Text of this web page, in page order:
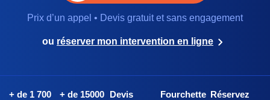
Prix d’un appel • Devis gratuit et sans engagement
ou réserver mon intervention en ligne
+ de 1 700
+ de 15000
Devis
Fourchette Réservez